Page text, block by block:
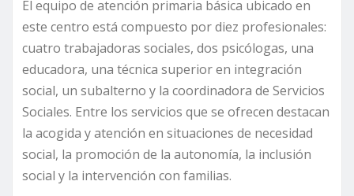
El equipo de atención primaria básica ubicado en
este centro está compuesto por diez profesionales:
cuatro trabajadoras sociales, dos psicólogas, una
educadora, una técnica superior en integración
social, un subalterno y la coordinadora de Servicios
Sociales. Entre los servicios que se ofrecen destacan
la acogida y atención en situaciones de necesidad
social, la promoción de la autonomía, la inclusión
social y la intervención con familias.